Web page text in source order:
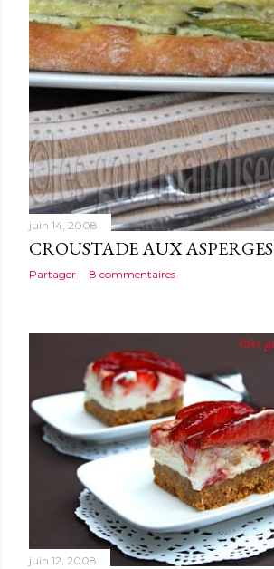
juin 14, 2008
CROUSTADE AUX ASPERGES
Partager 8 commentaires
juin 12, 2008